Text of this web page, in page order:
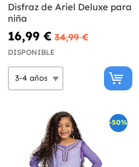
Disfraz de Ariel Deluxe para
niña
16,99 € 34,99 €
DISPONIBLE
-50%